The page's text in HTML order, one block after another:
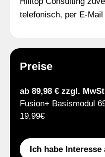
telefonisch, per E-
Preise
ab 89,98 € zzgl.
Fusion+ Basismodul
19,99€
Ich habe